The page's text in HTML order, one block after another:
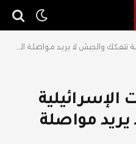
تتفكك والجيش لا يريد مواصلة الحرب
مواصلة